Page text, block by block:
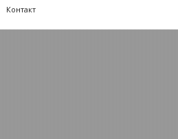
Контакт